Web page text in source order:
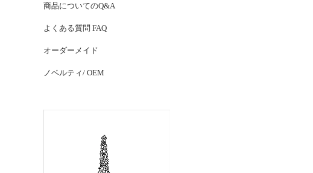
商品についてのQ&A
よくある質問 FAQ
オーダーメイド
ノベルティ/ OEM